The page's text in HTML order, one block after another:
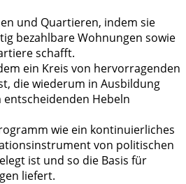
und Quartieren, indem sie
bezahlbare Wohnungen sowie
schafft.
ein Kreis von hervorragenden
die wiederum in Ausbildung
Hebeln
wie ein kontinuierliches
von politischen
ist und so die Basis für
liefert.